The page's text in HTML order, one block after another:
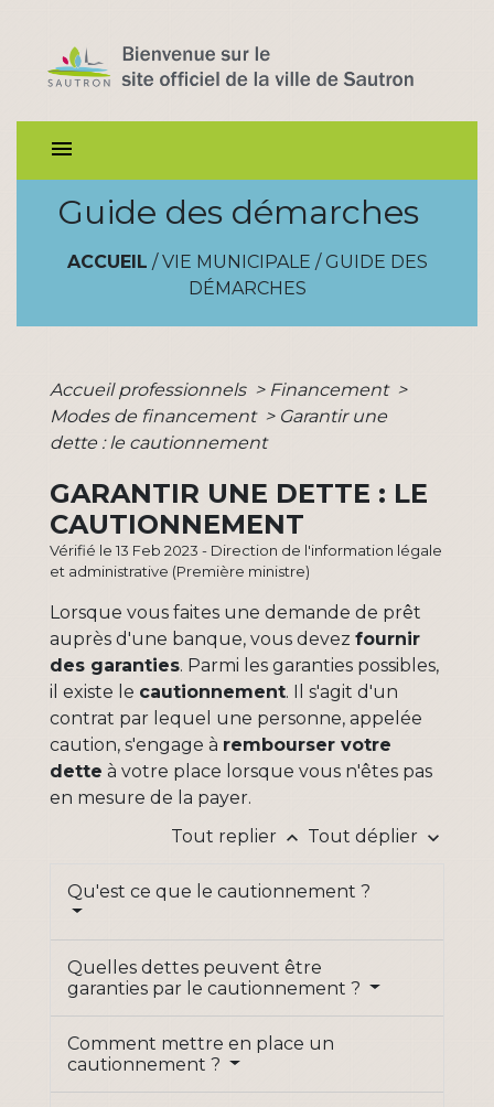
menu
Guide des démarches
ACCUEIL / VIE MUNICIPALE / GUIDE DES
DÉMARCHES
Accueil professionnels > Financement >
Modes de financement > Garantir une
dette : le cautionnement
GARANTIR UNE DETTE : LE
CAUTIONNEMENT
Vérifié le 13 Feb 2023 - Direction de l'information légale
et administrative (Première ministre)
Lorsque vous faites une demande de prêt
auprès d'une banque, vous devez fournir
des garanties. Parmi les garanties possibles,
il existe le cautionnement. Il s'agit d'un
contrat par lequel une personne, appelée
caution, s'engage à rembourser votre
dette à votre place lorsque vous n'êtes pas
en mesure de la payer.
Tout replier keyboard_arrow_up Tout déplier keyboard_arrow_down
Qu'est ce que le cautionnement ?
Quelles dettes peuvent être
garanties par le cautionnement ?
Comment mettre en place un
cautionnement ?